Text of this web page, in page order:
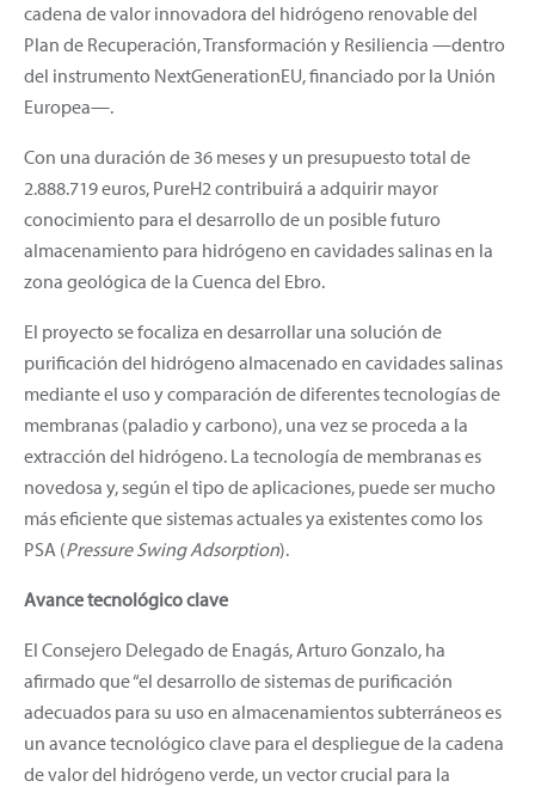
cadena de valor innovadora del hidrógeno renovable del
Plan de Recuperación, Transformación y Resiliencia —dentro
del instrumento NextGenerationEU, financiado por la Unión
Europea—.
Con una duración de 36 meses y un presupuesto total de
2.888.719 euros, PureH2 contribuirá a adquirir mayor
conocimiento para el desarrollo de un posible futuro
almacenamiento para hidrógeno en cavidades salinas en la
zona geológica de la Cuenca del Ebro.
El proyecto se focaliza en desarrollar una solución de
purificación del hidrógeno almacenado en cavidades salinas
mediante el uso y comparación de diferentes tecnologías de
membranas (paladio y carbono), una vez se proceda a la
extracción del hidrógeno. La tecnología de membranas es
novedosa y, según el tipo de aplicaciones, puede ser mucho
más eficiente que sistemas actuales ya existentes como los
PSA (Pressure Swing Adsorption).
Avance tecnológico clave
El Consejero Delegado de Enagás, Arturo Gonzalo, ha
afirmado que “el desarrollo de sistemas de purificación
adecuados para su uso en almacenamientos subterráneos es
un avance tecnológico clave para el despliegue de la cadena
de valor del hidrógeno verde, un vector crucial para la